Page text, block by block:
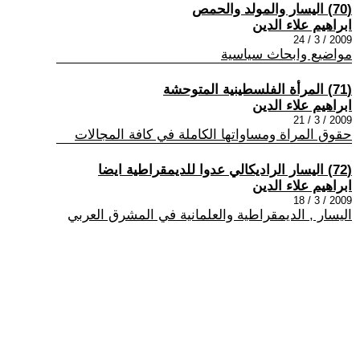
(70) اليسار والمولد والحمص
ابراهيم علاء الدين
2009 / 3 / 24
مواضيع وابحاث سياسية
(71) المرأة الفلسطينية المتوحشة
ابراهيم علاء الدين
2009 / 3 / 21
حقوق المراة ومساواتها الكاملة في كافة المجالات
(72) اليسار الراديكالي عدوا للديمقراطية ايضا
ابراهيم علاء الدين
2009 / 3 / 18
اليسار , الديمقراطية والعلمانية في المشرق العربي